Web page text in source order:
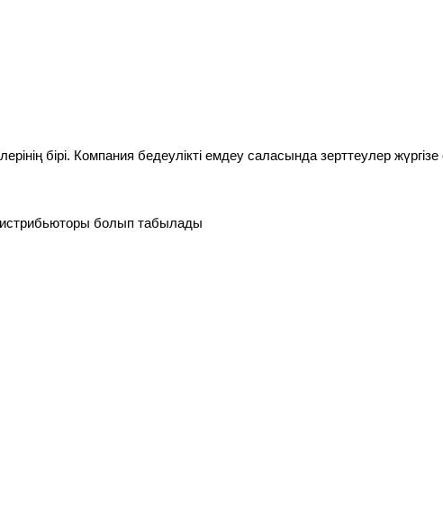
бірі. Компания бедеулікті емдеу саласында зерттеулер
болып табылады